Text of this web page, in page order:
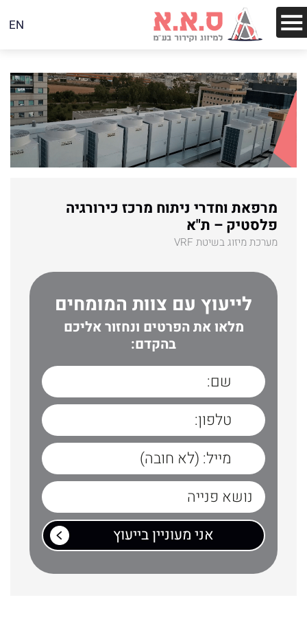
EN
מרפאת וחדרי ניתוח מרכז כירורגיה
פלסטיק – ת"א
מערכת מיזוג בשיטת VRF
לייעוץ עם צוות המומחים
מלאו את הפרטים ונחזור אליכם
בהקדם: